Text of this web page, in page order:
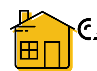
контенту